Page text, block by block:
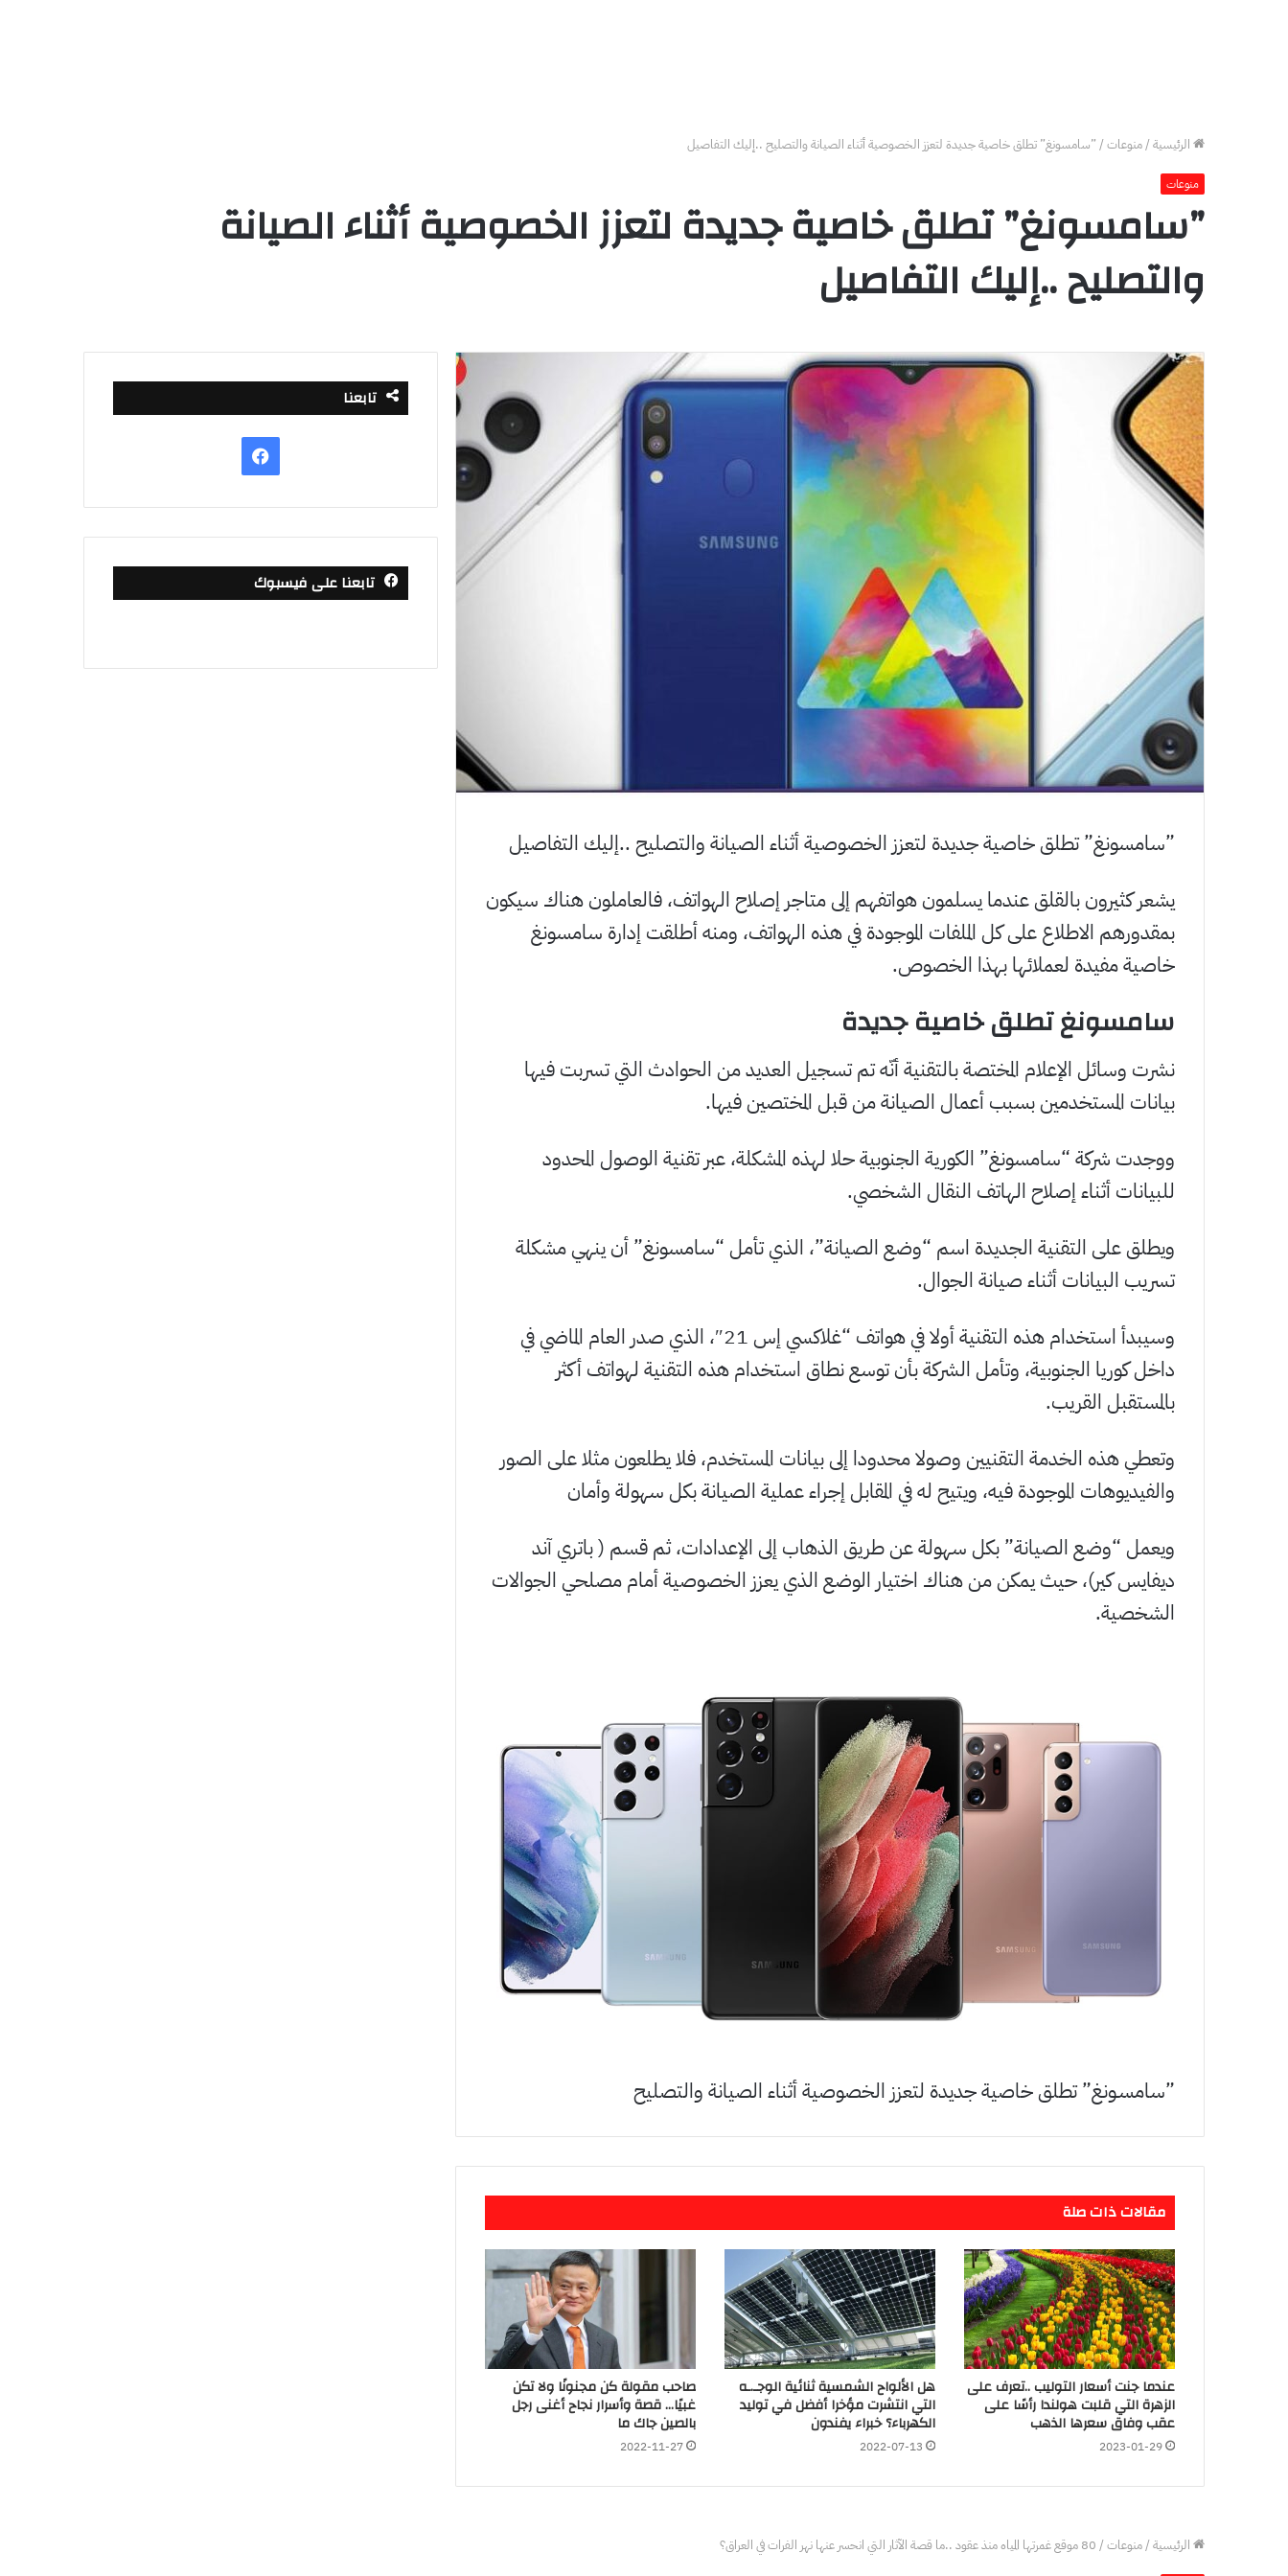
الرئيسية/منوعات/ ‏”سامسونغ” تطلق خاصية جديدة لتعزز الخصوصية أثناء الصيانة والتصليح ..إليك التفاصيل
منوعات
‏”سامسونغ” تطلق خاصية جديدة لتعزز الخصوصية أثناء الصيانة
والتصليح ..إليك التفاصيل
‏”سامسونغ” تطلق خاصية جديدة لتعزز الخصوصية أثناء الصيانة والتصليح ..إليك التفاصيل
يشعر كثيرون بالقلق عندما يسلمون هواتفهم إلى متاجر إصلاح الهواتف، فالعاملون هناك سيكون
بمقدورهم الاطلاع على كل الملفات الموجودة في هذه الهواتف، ومنه أطلقت إدارة سامسونغ
خاصية مفيدة لعملائها بهذا الخصوص.
سامسونغ تطلق خاصية جديدة
نشرت وسائل الإعلام المختصة بالتقنية أنّه تم تسجيل العديد من الحوادث التي تسربت فيها
بيانات المستخدمين بسبب أعمال الصيانة من قبل المختصين فيها.
ووجدت شركة “سامسونغ” الكورية الجنوبية حلا لهذه المشكلة، عبر تقنية الوصول المحدود
للبيانات أثناء إصلاح الهاتف النقال الشخصي.
ويطلق على التقنية الجديدة اسم “وضع الصيانة”، الذي تأمل “سامسونغ” أن ينهي مشكلة
تسريب البيانات أثناء صيانة الجوال.
وسيبدأ استخدام هذه التقنية أولا في هواتف “غلاكسي إس 21″، الذي صدر العام الماضي في
داخل كوريا الجنوبية، وتأمل الشركة بأن توسع نطاق استخدام هذه التقنية لهواتف أكثر
بالمستقبل القريب.
وتعطي هذه الخدمة التقنيين وصولا محدودا إلى بيانات المستخدم، فلا يطلعون مثلا على الصور
والفيديوهات الموجودة فيه، ويتيح له في المقابل إجراء عملية الصيانة بكل سهولة وأمان
ويعمل “وضع الصيانة” بكل سهولة عن طريق الذهاب إلى الإعدادات، ثم قسم ( باتري آند
ديفايس كير)، حيث يمكن من هناك اختيار الوضع الذي يعزز الخصوصية أمام مصلحي الجوالات
الشخصية.
‏”سامسـونغ” تطلق خاصية جديدة لتعزز الخصوصية أثناء الصيانة والتصليح
مقالات ذات صلة
عندما جنت أسعار التوليب ..تعرف على
الزهرة التي قلبت هولندا رأسًا على
عقب وفاق سعرها الذهب
2023-01-29
هل الألواح الشمسية ثنائية الوجـ.ـه
التي انتشرت مؤخرا أفضل في توليد
الكهرباء؟ خبراء يفندون
2022-07-13
صاحب مقولة كن مجنونًا ولا تكن
غبيًا… قصة وأسرار نجاح أغنى رجل
بالصين جاك ما
2022-11-27
تابعنا
فيسبوك
تابعنا على فيسبوك